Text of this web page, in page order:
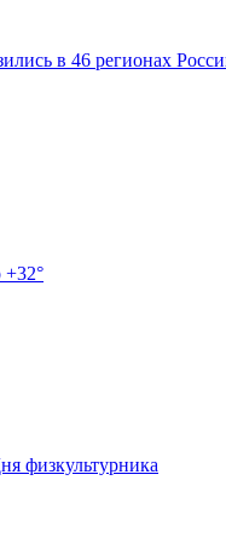
в 46 регионах
+32°
физкультурника